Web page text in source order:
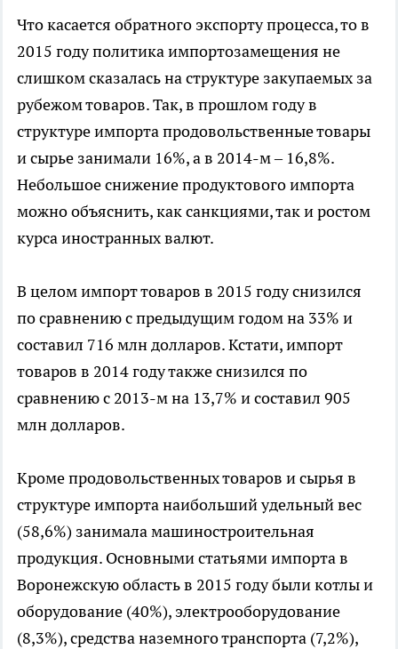
Что касается обратного экспорту процесса, то в
2015 году политика импортозамещения не
слишком сказалась на структуре закупаемых за
рубежом товаров. Так, в прошлом году в
структуре импорта продовольственные товары
и сырье занимали 16%, а в 2014-м – 16,8%.
Небольшое снижение продуктового импорта
можно объяснить, как санкциями, так и ростом
курса иностранных валют.
В целом импорт товаров в 2015 году снизился
по сравнению с предыдущим годом на 33% и
составил 716 млн долларов. Кстати, импорт
товаров в 2014 году также снизился по
сравнению с 2013-м на 13,7% и составил 905
млн долларов.
Кроме продовольственных товаров и сырья в
структуре импорта наибольший удельный вес
(58,6%) занимала машиностроительная
продукция. Основными статьями импорта в
Воронежскую область в 2015 году были котлы и
оборудование (40%), электрооборудование
(8,3%), средства наземного транспорта (7,2%),